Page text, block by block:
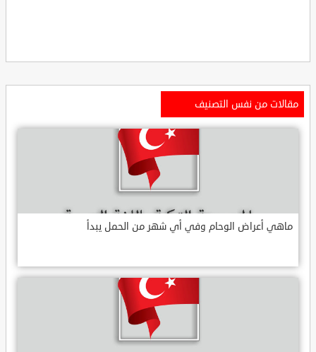
مقالات من نفس التصنيف
ماهي أعراض الوحام وفي أي شهر من الحمل يبدأ